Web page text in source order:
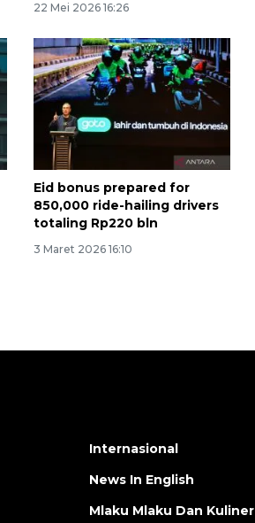
22 Mei 2026 16:26
Eid bonus prepared for
850,000 ride-hailing drivers
totaling Rp220 bln
3 Maret 2026 16:10
Internasional
News In English
Mlaku Mlaku Dan Kuliner